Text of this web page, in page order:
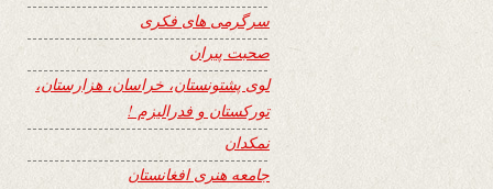
سرگرمی های فکری
صحبت پیران
لوی پشتونستان، خراسان، هزارستان،
تورکستان و فدرالیزم !
نمکدان
جامعه هنری افغانستان